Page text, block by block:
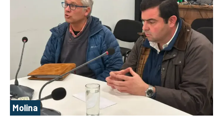
Molina